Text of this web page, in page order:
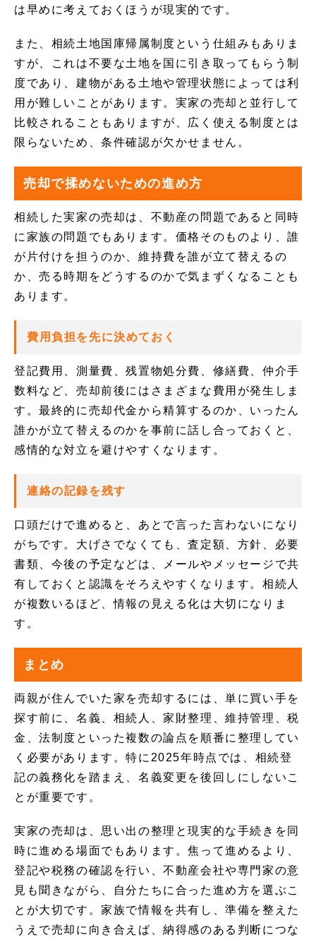
は早めに考えておくほうが現実的です。
また、相続土地国庫帰属制度という仕組みもありま
すが、これは不要な土地を国に引き取ってもらう制
度であり、建物がある土地や管理状態によっては利
用が難しいことがあります。実家の売却と並行して
比較されることもありますが、広く使える制度とは
限らないため、条件確認が欠かせません。
売却で揉めないための進め方
相続した実家の売却は、不動産の問題であると同時
に家族の問題でもあります。価格そのものより、誰
が片付けを担うのか、維持費を誰が立て替えるの
か、売る時期をどうするのかで気まずくなることも
あります。
費用負担を先に決めておく
登記費用、測量費、残置物処分費、修繕費、仲介手
数料など、売却前後にはさまざまな費用が発生しま
す。最終的に売却代金から精算するのか、いったん
誰かが立て替えるのかを事前に話し合っておくと、
感情的な対立を避けやすくなります。
連絡の記録を残す
口頭だけで進めると、あとで言った言わないになり
がちです。大げさでなくても、査定額、方針、必要
書類、今後の予定などは、メールやメッセージで共
有しておくと認識をそろえやすくなります。相続人
が複数いるほど、情報の見える化は大切になりま
す。
まとめ
両親が住んでいた家を売却するには、単に買い手を
探す前に、名義、相続人、家財整理、維持管理、税
金、法制度といった複数の論点を順番に整理してい
く必要があります。特に2025年時点では、相続登
記の義務化を踏まえ、名義変更を後回しにしないこ
とが重要です。
実家の売却は、思い出の整理と現実的な手続きを同
時に進める場面でもあります。焦って進めるより、
登記や税務の確認を行い、不動産会社や専門家の意
見も聞きながら、自分たちに合った進め方を選ぶこ
とが大切です。家族で情報を共有し、準備を整えた
うえで売却に向き合えば、納得感のある判断につな